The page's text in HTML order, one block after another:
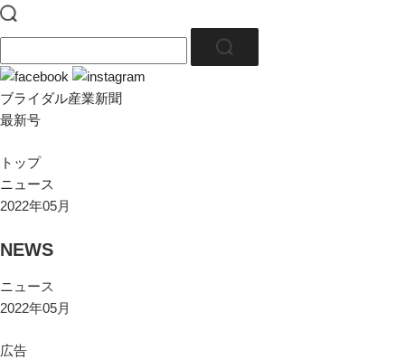
ブライダル産業新聞
最新号
トップ
ニュース
2022年05月
NEWS
ニュース
2022年05月
広告